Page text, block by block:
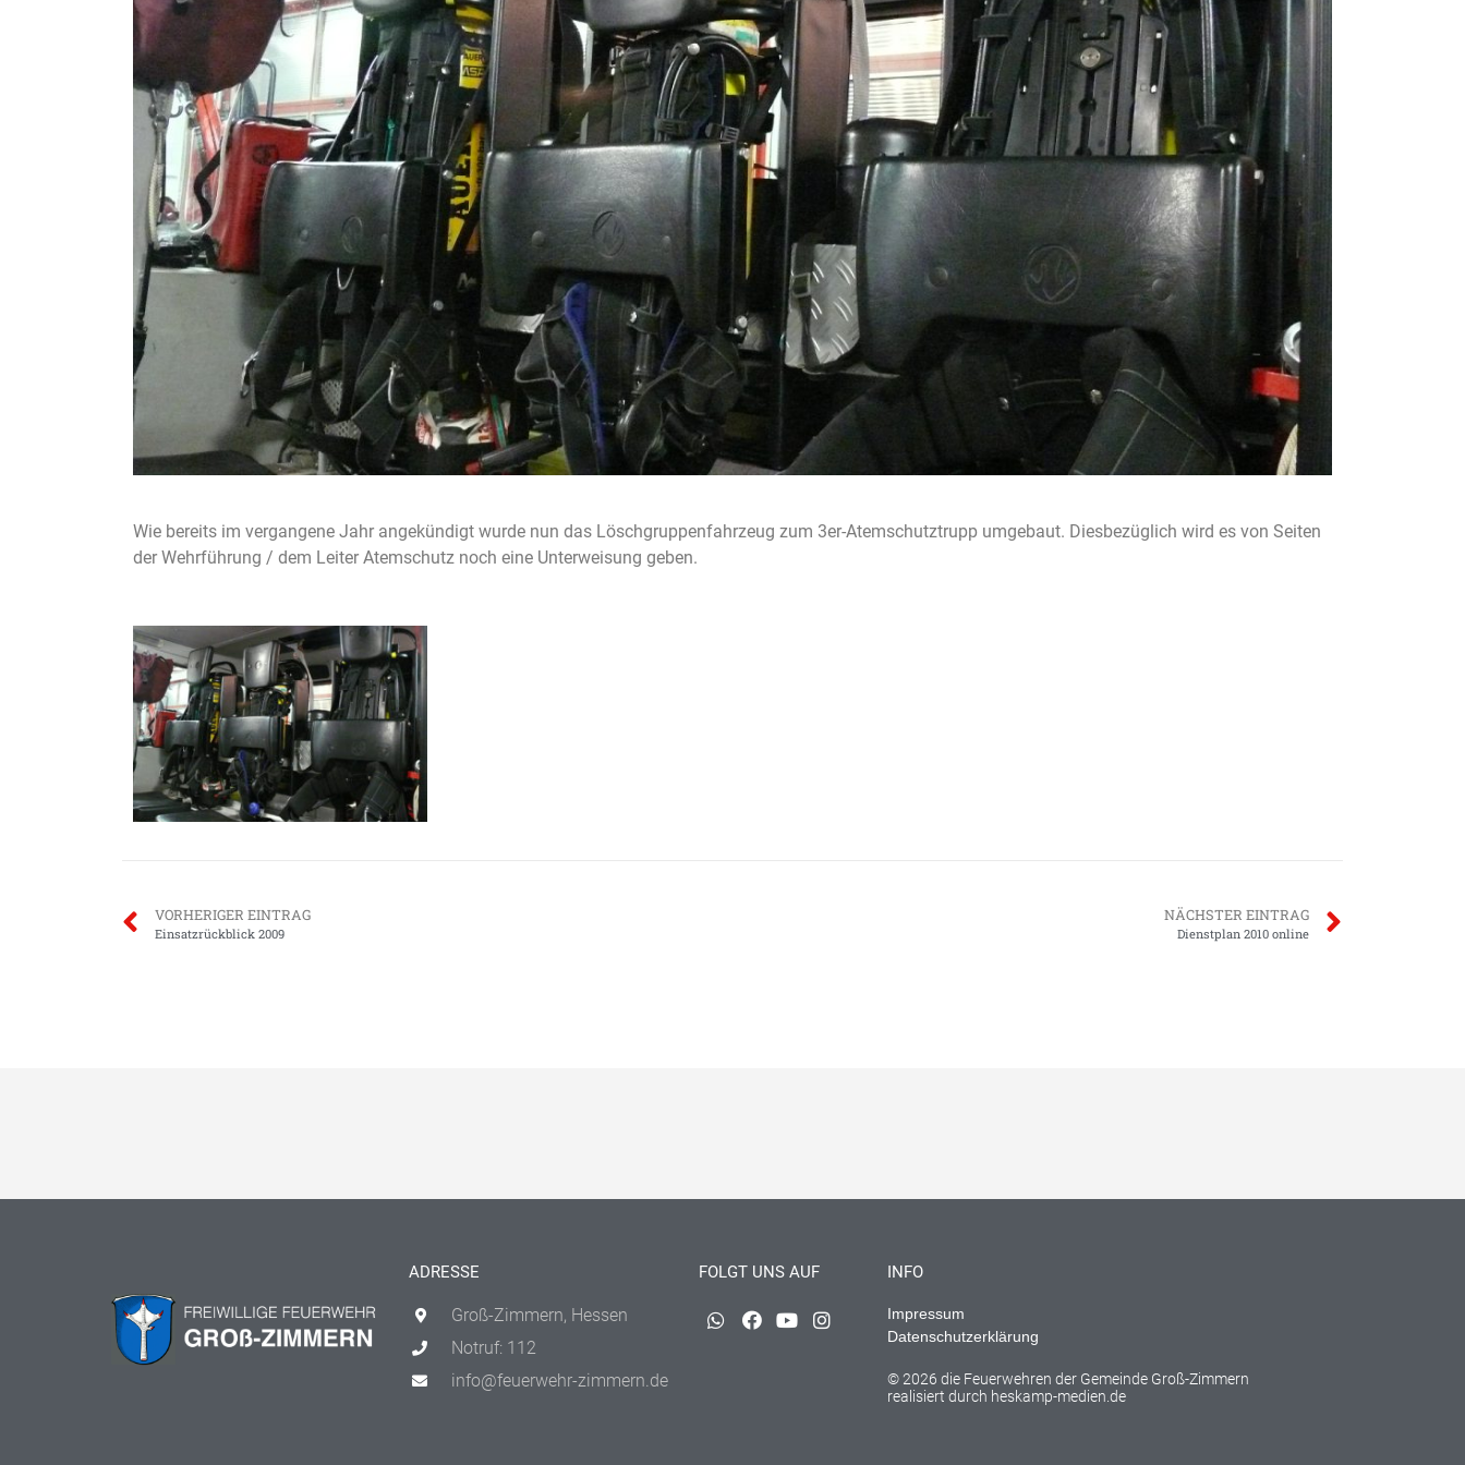
Wie bereits im vergangene Jahr angekündigt wurde nun das Löschgruppenfahrzeug zum 3er-Atemschutztrupp umgebaut. Diesbezüglich wird es von Seiten
der Wehrführung / dem Leiter Atemschutz noch eine Unterweisung geben.
VORHERIGER EINTRAG
Einsatzrückblick 2009
NÄCHSTER EINTRAG
Dienstplan 2010 online
ADRESSE
Groß-Zimmern, Hessen
Notruf: 112
info@feuerwehr-zimmern.de
FOLGT UNS AUF INFO
Impressum
Datenschutzerklärung
© 2026 die Feuerwehren der Gemeinde Groß-Zimmern
realisiert durch heskamp-medien.de